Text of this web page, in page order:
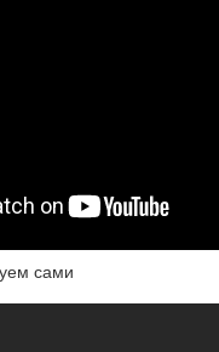
сами